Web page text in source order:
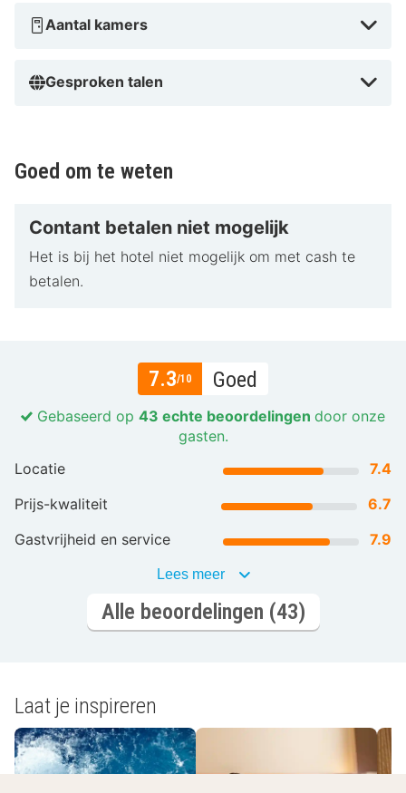
Aantal kamers
Gesproken talen
Goed om te weten
Contant betalen niet mogelijk
Het is bij het hotel niet mogelijk om met cash te
betalen.
7.3/10 Goed
Gebaseerd op 43 echte beoordelingen door onze
gasten.
Locatie
7.4
Prijs-kwaliteit
6.7
Gastvrijheid en service
7.9
Lees meer
Alle beoordelingen (43)
Laat je inspireren